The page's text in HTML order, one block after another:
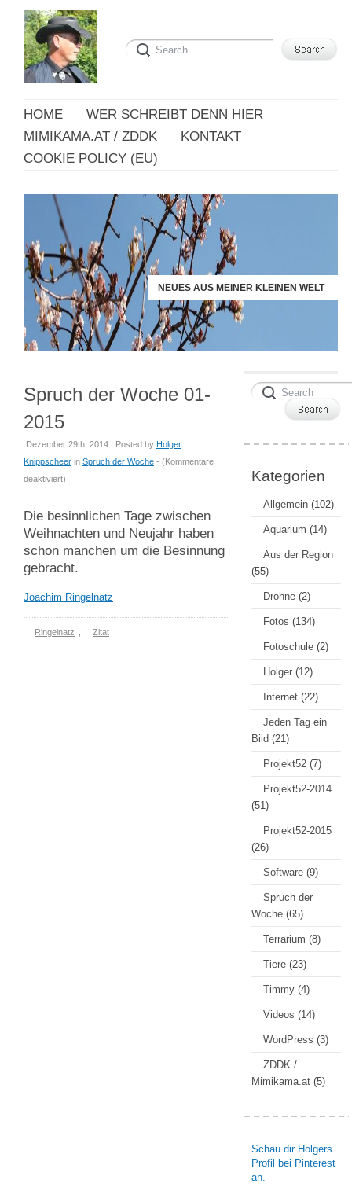
HOME
WER SCHREIBT DENN HIER
MIMIKAMA.AT / ZDDK
KONTAKT
COOKIE POLICY (EU)
NEUES AUS MEINER KLEINEN WELT
Spruch der Woche 01-
2015
Dezember 29th, 2014 | Posted by Holger
Knippscheer in Spruch der Woche - (Kommentare
deaktiviertfür
der
Woche
)
Die besinnlichen Tage zwischen
Weihnachten und Neujahr haben
schon manchen um die Besinnung
gebracht.
Joachim Ringelnatz
Ringelnatz Zitat
Kategorien
Allgemein (102)
Aquarium (14)
Aus der Region
(55)
Drohne (2)
Fotos (134)
Fotoschule (2)
Holger (12)
Internet (22)
Jeden Tag ein
Bild (21)
Projekt52 (7)
Projekt52-2014
(51)
Projekt52-2015
(26)
Software (9)
Spruch der
Woche (65)
Terrarium (8)
Tiere (23)
Timmy (4)
Videos (14)
WordPress (3)
ZDDK /
Mimikama.at (5)
Schau dir Holgers
Profil bei Pinterest
an.